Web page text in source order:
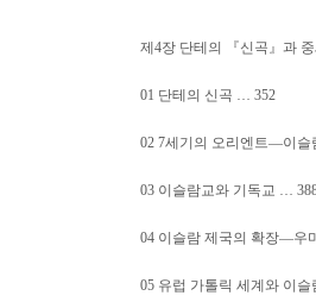
제4장 단테의 『신곡』과
01 단테의 신곡 … 352
02 7세기의 오리엔트—이
03 이슬람교와 기독교 …
04 이슬람 제국의 확장—우
05 유럽 가톨릭 세계와 이슬